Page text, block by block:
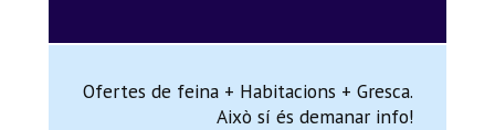
Ofertes de feina + Habitacions + Gresca.
Això sí és demanar info!